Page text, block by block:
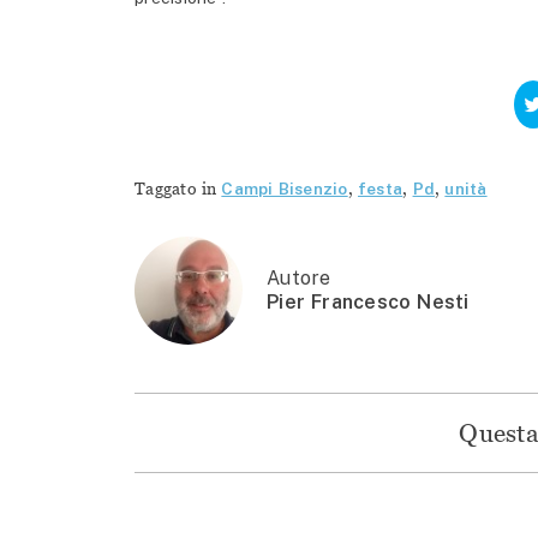
Taggato in Campi Bisenzio, festa, Pd, unità
Autore
Pier Francesco Nesti